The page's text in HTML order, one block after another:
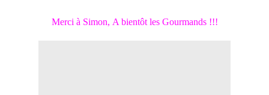
Merci à Simon, A bientôt les Gourmands !!!